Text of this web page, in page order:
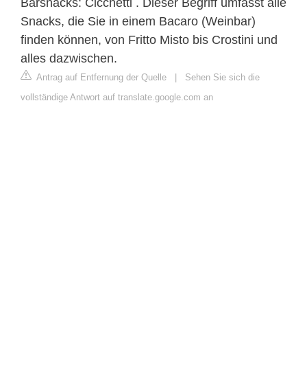
Snacks, die Sie in einem Bacaro (Weinbar)
finden können, von Fritto Misto bis Crostini und
alles dazwischen.
Antrag auf Entfernung der Quelle | Sehen Sie sich die
vollständige Antwort auf translate.google.com an